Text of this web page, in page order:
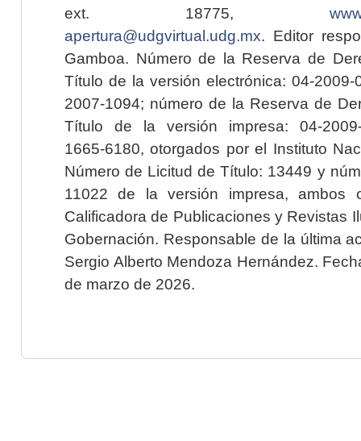
ext. 18775,
apertura@udgvirtual.udg.mx. Editor
Gamboa. Número de la Reserva de
Título de la versión electrónica: 04-2009-
2007-1094; número de la Reserva de
Título de la versión impresa: 04-2009-
1665-6180, otorgados por el Instituto
Número de Licitud de Título: 13449 y
11022 de la versión impresa, ambos
Calificadora de Publicaciones y Revistas
Gobernación. Responsable de la última
Sergio Alberto Mendoza Hernández.
de marzo de 2026.